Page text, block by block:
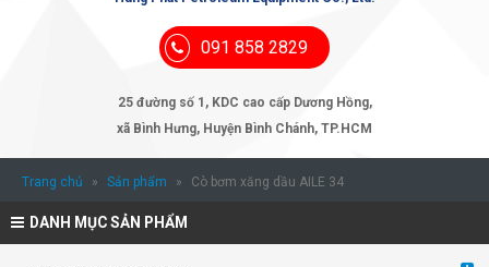
091 858 2829
25 đường số 1, KDC cao cấp Dương Hồng,
xã Bình Hưng, Huyện Bình Chánh, TP.HCM
Trang chủ » Sản phẩm » Cò bơm xăng dầu AILE 34
DANH MỤC SẢN PHẨM